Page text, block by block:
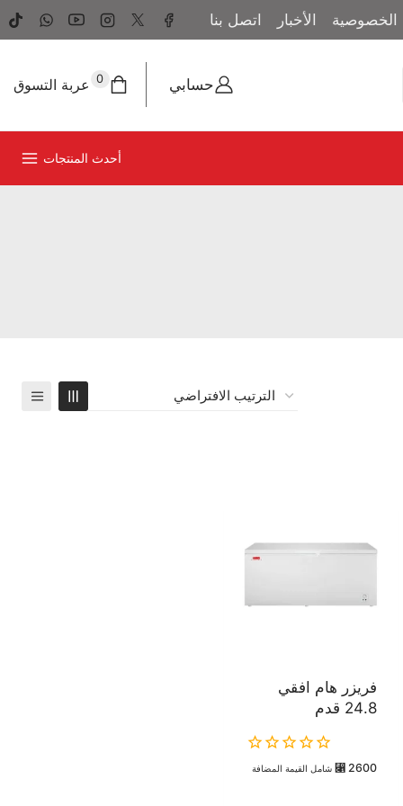
الخصوصية الأخبار اتصل بنا
حسابي 0 عربة التسوق
أحدث المنتجات
فريزر هام افقي
24.8 قدم
⃁ 2600 شامل القيمة المضافة